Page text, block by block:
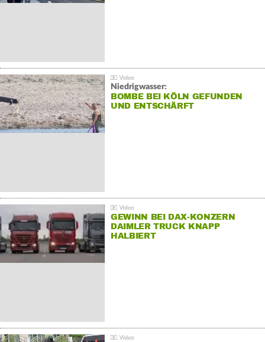
Niedrigwasser:
BOMBE BEI KÖLN GEFUNDEN
UND ENTSCHÄRFT
GEWINN BEI DAX-KONZERN
DAIMLER TRUCK KNAPP
HALBIERT